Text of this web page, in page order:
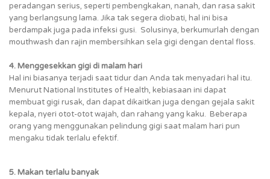
peradangan serius, seperti pembengkakan, nanah, dan rasa sakit
yang berlangsung lama. Jika tak segera diobati, hal ini bisa
berdampak juga pada infeksi gusi. Solusinya, berkumurlah dengan
mouthwash dan rajin membersihkan sela gigi dengan dental floss.
4. Menggesekkan gigi di malam hari
Hal ini biasanya terjadi saat tidur dan Anda tak menyadari hal itu.
Menurut National Institutes of Health, kebiasaan ini dapat
membuat gigi rusak, dan dapat dikaitkan juga dengan gejala sakit
kepala, nyeri otot-otot wajah, dan rahang yang kaku. Beberapa
orang yang menggunakan pelindung gigi saat malam hari pun
mengaku tidak terlalu efektif.
5. Makan terlalu banyak